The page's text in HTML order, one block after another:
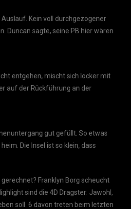
Kein voll durchgezogener
Duncan sagte, seine PB hier wären
entgehen, mischt sich locker mit
auf der Rückführung an der
gut gefüllt. So etwas
Die Insel ist so klein, dass
Franklyn Borg scheucht
sind die 4D Dragster: Jawohl,
soll. 6 davon treten beim letzten